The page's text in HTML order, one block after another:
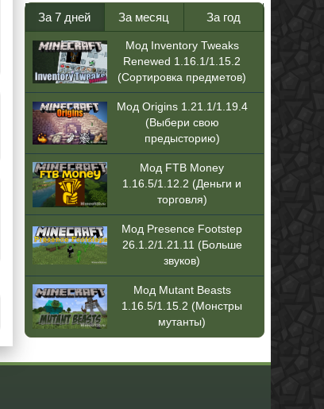
За 7 дней За месяц За год
Мод Inventory Tweaks
Renewed 1.16.1/1.15.2
(Сортировка предметов)
Мод Origins 1.21.1/1.19.4
(Выбери свою
предысторию)
Мод FTB Money
1.16.5/1.12.2 (Деньги и
торговля)
Мод Presence Footstep
26.1.2/1.21.11 (Больше
звуков)
Мод Mutant Beasts
1.16.5/1.15.2 (Монстры
мутанты)